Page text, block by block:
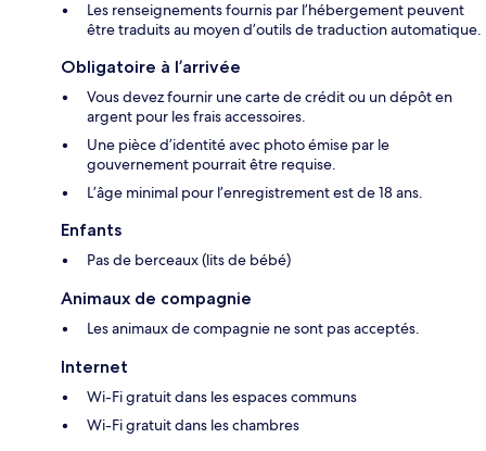
Les renseignements fournis par l’hébergement peuvent
être traduits au moyen d’outils de traduction automatique.
Obligatoire à l’arrivée
Vous devez fournir une carte de crédit ou un dépôt en
argent pour les frais accessoires.
Une pièce d’identité avec photo émise par le
gouvernement pourrait être requise.
L’âge minimal pour l’enregistrement est de 18 ans.
Enfants
Pas de berceaux (lits de bébé)
Animaux de compagnie
Les animaux de compagnie ne sont pas acceptés.
Internet
Wi-Fi gratuit dans les espaces communs
Wi-Fi gratuit dans les chambres